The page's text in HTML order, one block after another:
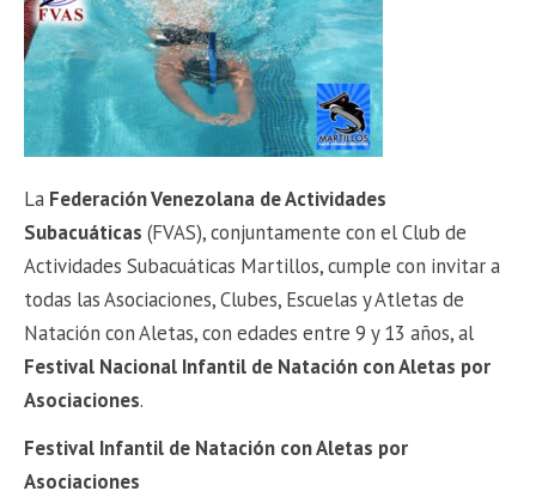
La Federación Venezolana de Actividades
Subacuáticas(FVAS), conjuntamente con el Club de
Actividades Subacuáticas Martillos, cumple con invitar a
todas las Asociaciones, Clubes, Escuelas y Atletas de
Natación con Aletas, con edades entre 9 y 13 años, al
Festival Nacional Infantil de Natación con Aletas por
Asociaciones.
Festival Infantil de Natación con Aletas por
Asociaciones